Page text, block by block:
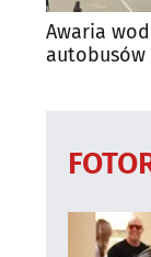
Awaria
autobusów